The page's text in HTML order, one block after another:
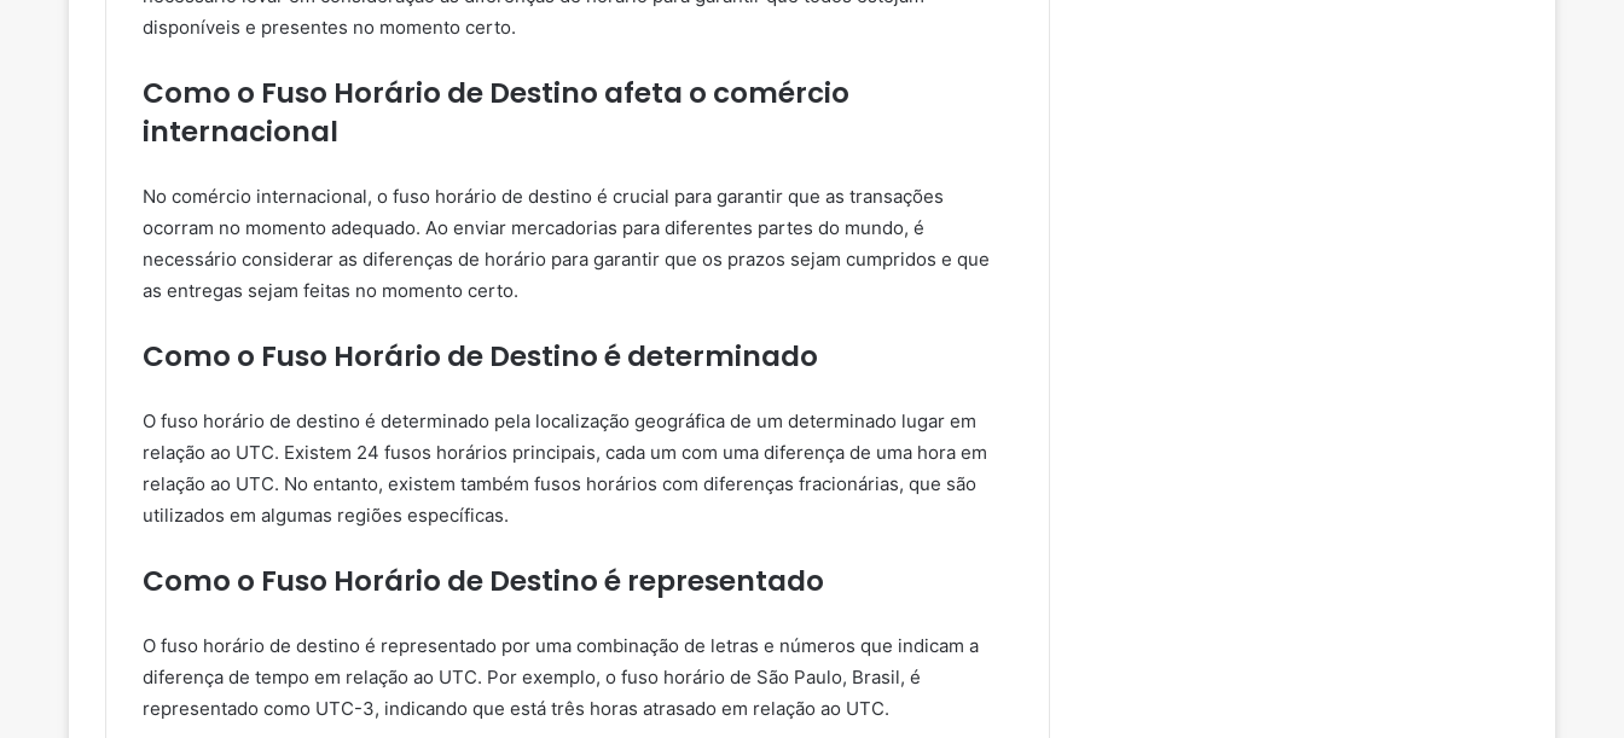
disponíveis e presentes no momento certo.
Como o Fuso Horário de Destino afeta o comércio
internacional
No comércio internacional, o fuso horário de destino é crucial para garantir que as transações
ocorram no momento adequado. Ao enviar mercadorias para diferentes partes do mundo, é
necessário considerar as diferenças de horário para garantir que os prazos sejam cumpridos e que
as entregas sejam feitas no momento certo.
Como o Fuso Horário de Destino é determinado
O fuso horário de destino é determinado pela localização geográfica de um determinado lugar em
relação ao UTC. Existem 24 fusos horários principais, cada um com uma diferença de uma hora em
relação ao UTC. No entanto, existem também fusos horários com diferenças fracionárias, que são
utilizados em algumas regiões específicas.
Como o Fuso Horário de Destino é representado
O fuso horário de destino é representado por uma combinação de letras e números que indicam a
diferença de tempo em relação ao UTC. Por exemplo, o fuso horário de São Paulo, Brasil, é
representado como UTC-3, indicando que está três horas atrasado em relação ao UTC.